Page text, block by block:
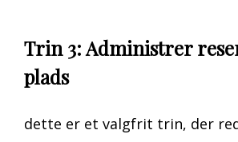
Trin 3: Administrer
plads
dette er et valgfrit trin, der